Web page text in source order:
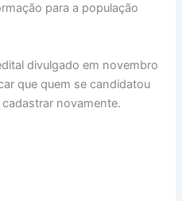
para a população
divulgado em novembro
que quem se candidatou
novamente.